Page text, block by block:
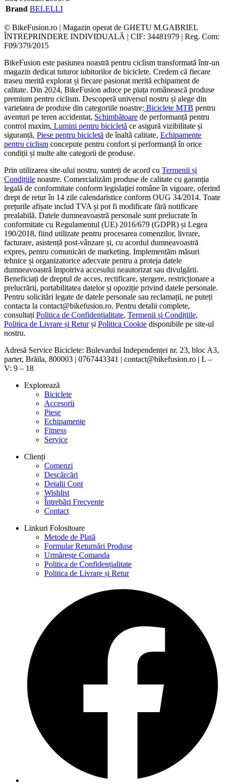
Brand BELELLI
© BikeFusion.ro | Magazin operat de GHETU M.GABRIEL
ÎNTREPRINDERE INDIVIDUALĂ | CIF: 34481979 | Reg. Com:
F09/379/2015
BikeFusion este pasiunea noastră pentru ciclism transformată într-un
magazin dedicat tuturor iubitorilor de biciclete. Credem că fiecare
traseu merită explorat și fiecare pasionat merită echipament de
calitate. Din 2024, BikeFusion aduce pe piața românească produse
premium pentru ciclism. Descoperă universul nostru și alege din
varietatea de produse din categoriile noastre: Biciclete MTB pentru
aventuri pe teren accidentat, Schimbătoare de performanță pentru
control maxim, Lumini pentru bicicletă ce asigură vizibilitate și
siguranță, Piese pentru bicicletă de înaltă calitate, Echipamente
pentru ciclism concepute pentru confort și performanță în orice
condiții și multe alte categorii de produse.
Prin utilizarea site-ului nostru, sunteți de acord cu Termenii și
Condițiile noastre. Comercializăm produse de calitate cu garanția
legală de conformitate conform legislației române în vigoare, oferind
drept de retur în 14 zile calendaristice conform OUG 34/2014. Toate
prețurile afișate includ TVA și pot fi modificate fără notificare
prealabilă. Datele dumneavoastră personale sunt prelucrate în
conformitate cu Regulamentul (UE) 2016/679 (GDPR) și Legea
190/2018, fiind utilizate pentru procesarea comenzilor, livrare,
facturare, asistență post-vânzare și, cu acordul dumneavoastră
expres, pentru comunicări de marketing. Implementăm măsuri
tehnice și organizatorice adecvate pentru a proteja datele
dumneavoastră împotriva accesului neautorizat sau divulgării.
Beneficiați de dreptul de acces, rectificare, ștergere, restricționare a
prelucrării, portabilitatea datelor și opoziție privind datele personale.
Pentru solicitări legate de datele personale sau reclamații, ne puteți
contacta la contact@bikefusion.ro. Pentru detalii complete,
consultați Politica de Confidențialitate, Termenii și Condițiile,
Politica de Livrare și Returși Politica Cookie disponibile pe site-ul
nostru.
Adresă Service Biciclete: Bulevardul Independenței nr. 23, bloc A3,
parter, Brăila, 800003 | 0767443341 | contact@bikefusion.ro | L –
V: 9 – 18
Explorează
Biciclete
Accesorii
Piese
Echipamente
Fitness
Service
Clienți
Comenzi
Descărcări
Detalii Cont
Wishlist
Întrebări Frecvente
Contact
Linkuri Folositoare
Metode de Plată
Formular Returnări Produse
Urmărește Comanda
Politica de Confidențialitate
Politica de Livrare și Retur